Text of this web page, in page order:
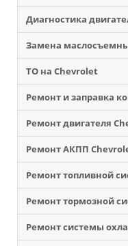
Диагностика
Замена
ТО на Chevrolet
Ремонт и заправка
Ремонт двигателя
Ремонт АКПП
Ремонт топливной
Ремонт тормозной
Ремонт системы